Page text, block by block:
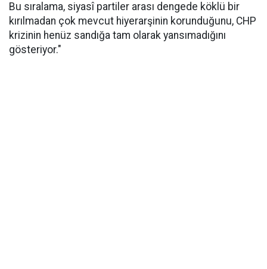
Bu sıralama, siyasî partiler arası dengede köklü bir
kırılmadan çok mevcut hiyerarşinin korunduğunu, CHP
krizinin henüz sandığa tam olarak yansımadığını
gösteriyor."